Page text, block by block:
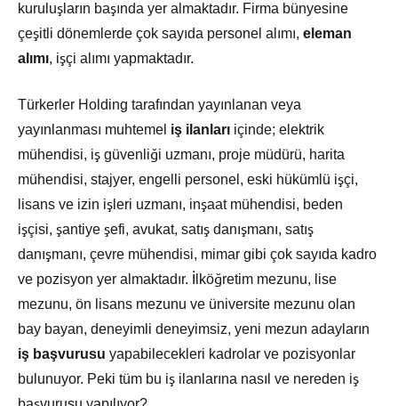
kuruluşların başında yer almaktadır. Firma bünyesine
çeşitli dönemlerde çok sayıda personel alımı, eleman
alımı, işçi alımı yapmaktadır.
Türkerler Holding tarafından yayınlanan veya
yayınlanması muhtemel iş ilanları içinde; elektrik
mühendisi, iş güvenliği uzmanı, proje müdürü, harita
mühendisi, stajyer, engelli personel, eski hükümlü işçi,
lisans ve izin işleri uzmanı, inşaat mühendisi, beden
işçisi, şantiye şefi, avukat, satış danışmanı, satış
danışmanı, çevre mühendisi, mimar gibi çok sayıda kadro
ve pozisyon yer almaktadır. İlköğretim mezunu, lise
mezunu, ön lisans mezunu ve üniversite mezunu olan
bay bayan, deneyimli deneyimsiz, yeni mezun adayların
iş başvurusu yapabilecekleri kadrolar ve pozisyonlar
bulunuyor. Peki tüm bu iş ilanlarına nasıl ve nereden iş